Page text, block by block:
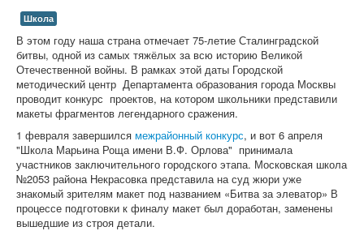
Школа
В этом году наша страна отмечает 75-летие Сталинградской
битвы, одной из самых тяжёлых за всю историю Великой
Отечественной войны. В рамках этой даты Городской
методический центр Департамента образования города Москвы
проводит конкурс проектов, на котором школьники представили
макеты фрагментов легендарного сражения.
1 февраля завершился межрайонный конкурс, и вот 6 апреля
"Школа Марьина Роща имени В.Ф. Орлова" принимала
участников заключительного городского этапа. Московская школа
№2053 района Некрасовка представила на суд жюри уже
знакомый зрителям макет под названием «Битва за элеватор» В
процессе подготовки к финалу макет был доработан, заменены
вышедшие из строя детали.